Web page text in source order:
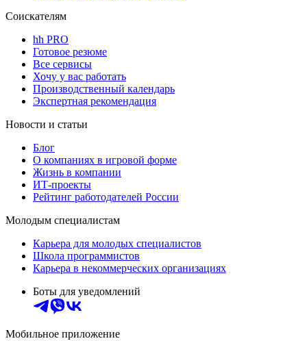
Соискателям
hh PRO
Готовое резюме
Все сервисы
Хочу у вас работать
Производственный календарь
Экспертная рекомендация
Новости и статьи
Блог
О компаниях в игровой форме
Жизнь в компании
ИТ-проекты
Рейтинг работодателей России
Молодым специалистам
Карьера для молодых специалистов
Школа программистов
Карьера в некоммерческих организациях
Боты для уведомлений
Мобильное приложение